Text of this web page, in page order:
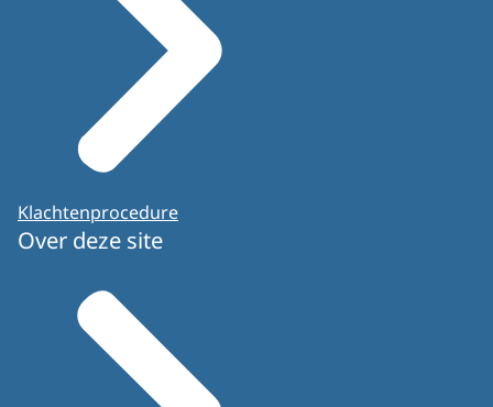
Klachtenprocedure
Over deze site